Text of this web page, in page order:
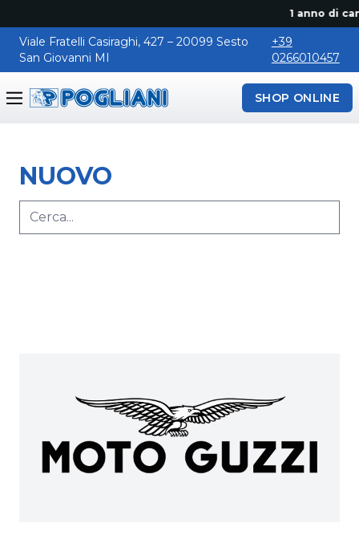
1 anno di
Viale Fratelli Casiraghi, 427 – 20099 Sesto
San Giovanni MI
+39
0266010457
SHOP ONLINE
NUOVO